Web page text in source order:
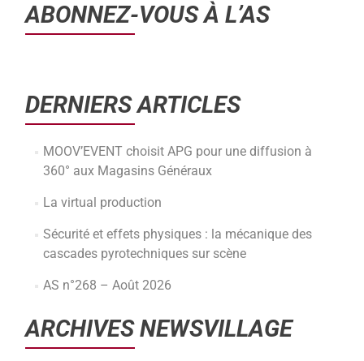
ABONNEZ-VOUS À L’AS
DERNIERS ARTICLES
MOOV’EVENT choisit APG pour une diffusion à
360° aux Magasins Généraux
La virtual production
Sécurité et effets physiques : la mécanique des
cascades pyrotechniques sur scène
AS n°268 – Août 2026
ARCHIVES NEWSVILLAGE